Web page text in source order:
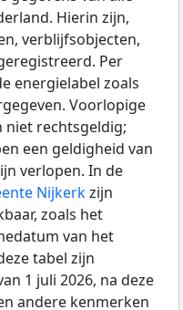
Hierin zijn,
verblijfsobjecten,
Per
energielabel zoals
Voorlopige
niet rechtsgeldig;
een geldigheid van
verlopen. In de
Nijkerkzijn
zoals het
van het
tabel zijn
1 juli 2026, na deze
andere kenmerken